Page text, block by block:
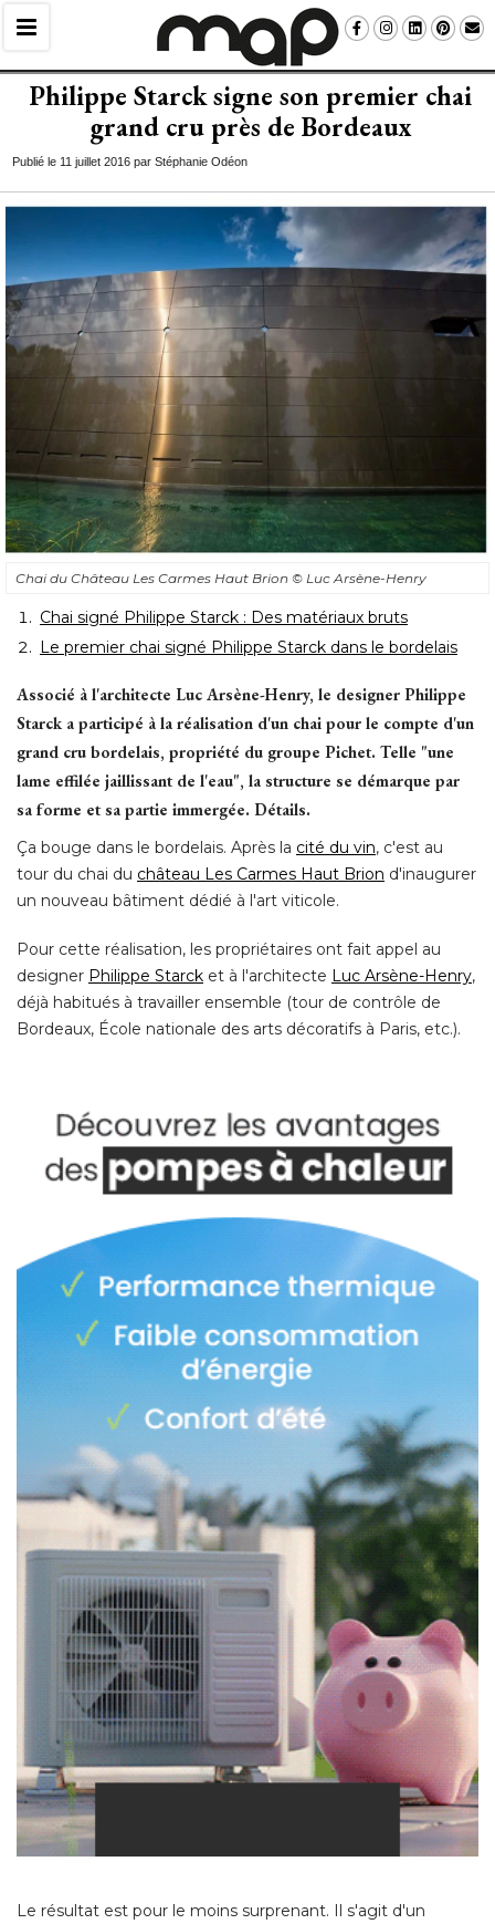
Philippe Starck signe son premier chai
grand cru près de Bordeaux
Publié le 11 juillet 2016 par Stéphanie Odéon
Chai du Château Les Carmes Haut Brion © Luc Arsène-Henry
Chai signé Philippe Starck : Des matériaux bruts
Le premier chai signé Philippe Starck dans le bordelais
Associé à l'architecte Luc Arsène-Henry, le designer Philippe
Starck a participé à la réalisation d'un chai pour le compte d'un
grand cru bordelais, propriété du groupe Pichet. Telle "une
lame effilée jaillissant de l'eau", la structure se démarque par
sa forme et sa partie immergée. Détails.
Ça bouge dans le bordelais. Après la cité du vin, c'est au
tour du chai du château Les Carmes Haut Brion d'inaugurer
un nouveau bâtiment dédié à l'art viticole.
Pour cette réalisation, les propriétaires ont fait appel au
designer Philippe Starck et à l'architecte Luc Arsène-Henry,
déjà habitués à travailler ensemble (tour de contrôle de
Bordeaux, École nationale des arts décoratifs à Paris, etc.).
Le résultat est pour le moins surprenant. Il s'agit d'un